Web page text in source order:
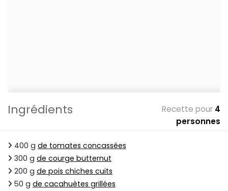
Ingrédients Recette pour 4
personnes
400 g de tomates concassées
300 g de courge butternut
200 g de pois chiches cuits
50 g de cacahuètes grillées